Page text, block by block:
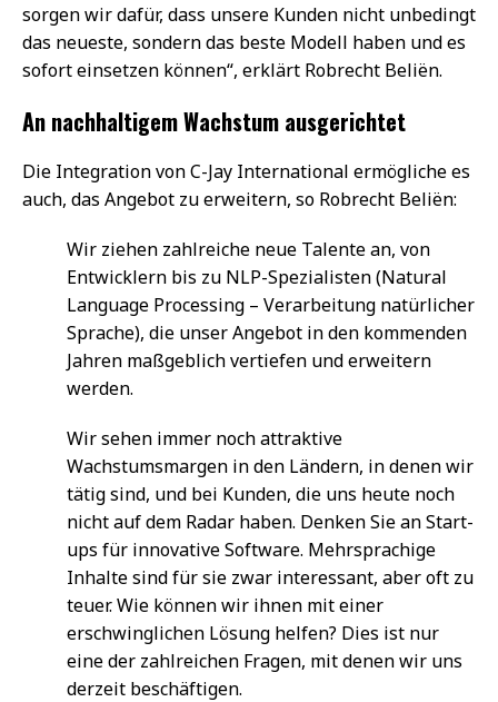
sorgen wir dafür, dass unsere Kunden nicht unbedingt
das neueste, sondern das beste Modell haben und es
sofort einsetzen können“, erklärt Robrecht Beliën.
An nachhaltigem Wachstum ausgerichtet
Die Integration von C-Jay International ermögliche es
auch, das Angebot zu erweitern, so Robrecht Beliën:
Wir ziehen zahlreiche neue Talente an, von
Entwicklern bis zu NLP-Spezialisten (Natural
Language Processing – Verarbeitung natürlicher
Sprache), die unser Angebot in den kommenden
Jahren maßgeblich vertiefen und erweitern
werden.
Wir sehen immer noch attraktive
Wachstumsmargen in den Ländern, in denen wir
tätig sind, und bei Kunden, die uns heute noch
nicht auf dem Radar haben. Denken Sie an Start-
ups für innovative Software. Mehrsprachige
Inhalte sind für sie zwar interessant, aber oft zu
teuer. Wie können wir ihnen mit einer
erschwinglichen Lösung helfen? Dies ist nur
eine der zahlreichen Fragen, mit denen wir uns
derzeit beschäftigen.